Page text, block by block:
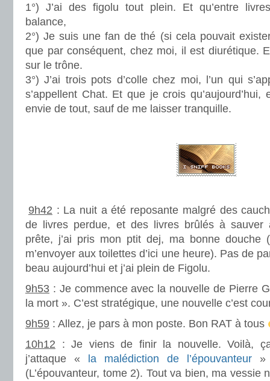
1°) J’ai des figolu tout plein. Et qu’entre
balance,
2°) Je suis une fan de thé (si cela pouvait
que par conséquent, chez moi, il est diurétique.
sur le trône.
3°) J’ai trois pots d’colle chez moi, l’un qui
s’appellent Chat. Et que je crois qu’aujourd’hui,
envie de tout, sauf de me laisser tranquille.
9h42 : La nuit a été reposante malgré des
de livres perdue, et des livres brûlés à sauver
prête, j’ai pris mon ptit dej, ma bonne
m’envoyer aux toilettes d’ici une heure). Pas de
beau aujourd’hui et j’ai plein de Figolu.
9h53 : Je commence avec la nouvelle de Pierre
la mort ». C’est stratégique, une nouvelle c’est
9h59 : Allez, je pars à mon poste. Bon RAT à tous
10h12 : Je viens de finir la nouvelle. Voilà,
j’attaque «
la malédiction de l’épouvanteur »
(L’épouvanteur, tome 2). Tout va bien, ma vessie